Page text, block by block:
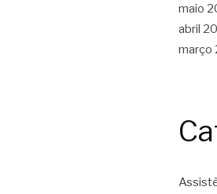
maio
abril
março